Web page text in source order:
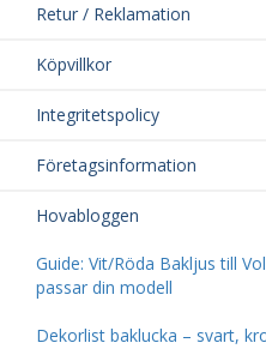
Retur / Reklamation
Köpvillkor
Integritetspolicy
Företagsinformation
Hovabloggen
Guide: Vit/Röda Bakljus till
passar din modell
Dekorlist baklucka – svart,